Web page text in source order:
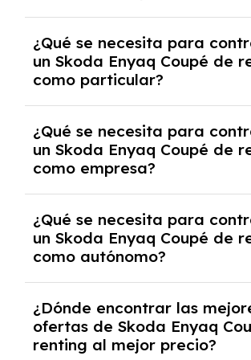
económica.
pero puede haber
cancelación anticipada. Es
las condiciones del contrato y
experto que te asesore.
¿Qué se necesita para
un Skoda Enyaq Coupé de
como particular?
y, en algunos casos, una consulta
crediticia y un pago inicial.
¿Qué se necesita para
un Skoda Enyaq Coupé de
como empresa?
documentación financiera y, en
casos, un informe de solvencia de
y un pago inicial.
¿Qué se necesita para
un Skoda Enyaq Coupé de
como autónomo?
autónomos, justificante de
algunos casos, un informe fiscal
inicial.
¿Dónde encontrar las
ofertas de Skoda Enyaq
renting al mejor precio?